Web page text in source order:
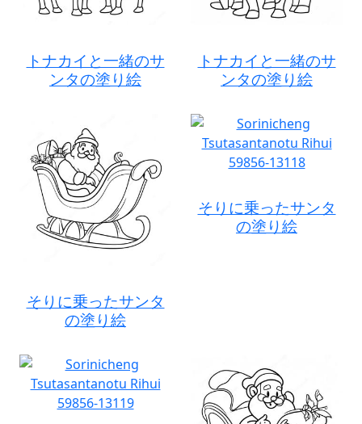
トナカイと一緒のサ
ンタの塗り絵
トナカイと一緒のサ
ンタの塗り絵
そりに乗ったサンタ
の塗り絵
そりに乗ったサンタ
の塗り絵